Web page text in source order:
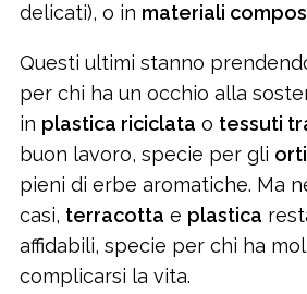
delicati), o in materiali
Questi ultimi stanno
per chi ha un occhio alla
in plastica riciclata o tessuti
buon lavoro, specie per gli
pieni di erbe aromatiche. Ma
casi, terracotta e plastica
affidabili, specie per chi ha
complicarsi la vita.